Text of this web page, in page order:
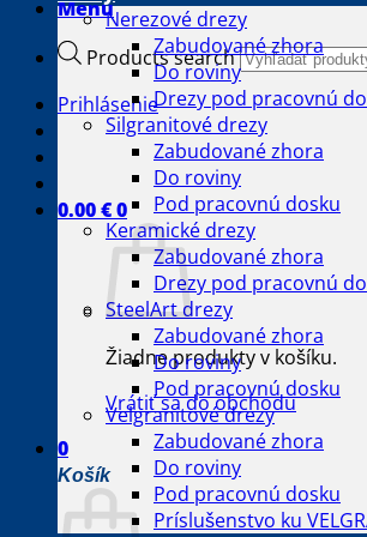
Menu
Products search
Prihlásenie
0.00€0
Žiadne produkty v košíku.
Vrátiť sa do obchodu
0
Košík
Nerezové drezy
Zabudované zhora
Do roviny
Drezy pod pracovnú
Silgranitové drezy
Zabudované zhora
Do roviny
Pod pracovnú dosku
Keramické drezy
Zabudované zhora
Drezy pod pracovnú
SteelArt drezy
Zabudované zhora
Do roviny
Pod pracovnú dosku
Velgranitové drezy
Zabudované zhora
Do roviny
Pod pracovnú dosku
Príslušenstvo ku